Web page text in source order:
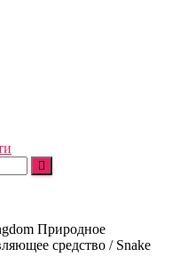
Природное
средство / Snake